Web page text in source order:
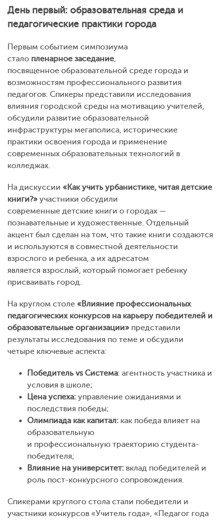
День первый: образовательная среда и
педагогические практики города
Первым событием симпозиума
стало пленарное заседание,
посвященное образовательной среде города и
возможностям профессионального развития
педагогов. Спикеры представили исследования
влияния городской среды на мотивацию учителей,
обсудили развитие образовательной
инфраструктуры мегаполиса, исторические
практики освоения города и применение
современных образовательных технологий в
колледжах.
На дискуссии «Как учить урбанистике, читая детские
книги?» участники обсудили
современные детские книги о городах —
познавательные и художественные. Отдельный
акцент был сделан на том, что такие книги создаются
и используются в совместной деятельности
взрослого и ребенка, а их адресатом
является взрослый, который помогает ребенку
присваивать город.
На круглом столе «Влияние профессиональных
педагогических конкурсов на карьеру победителей и
образовательные организации» представили
результаты исследования по теме и обсудили
четыре ключевые аспекта:
Победитель vs Система: агентность участника и
условия в школе;
Цена успеха: управление ожиданиями и
последствия победы;
Олимпиада как капитал: как победа влияет на
образовательную
и профессиональную траекторию студента-
победителя;
Влияние на университет: вклад победителей и
роль пост-конкурсного сопровождения.
Спикерами круглого стола стали победители и
участники конкурсов «Учитель года», «Педагог года